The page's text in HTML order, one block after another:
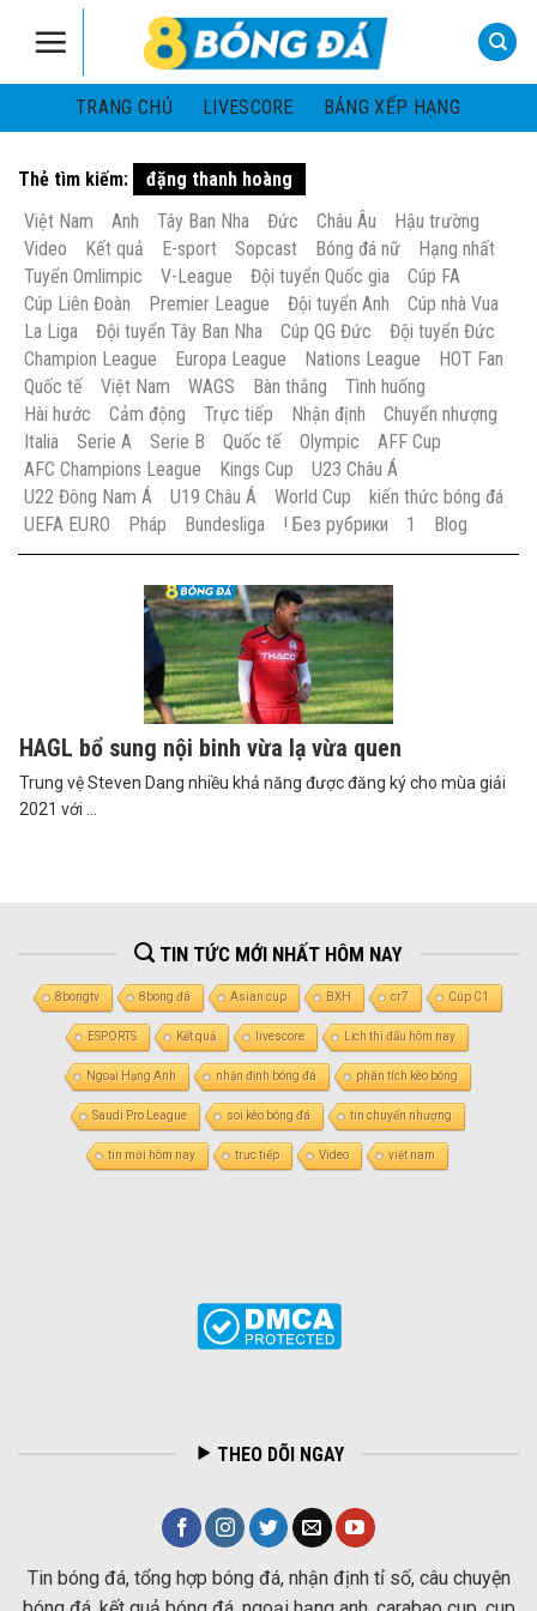
TRANG CHỦ
LIVESCORE BẢNG XẾP HẠNG
Thẻ tìm kiếm:
đặng thanh hoàng
Việt Nam
Anh Tây Ban Nha Đức Châu Âu
Hậu trường
Video
Kết quả E-sport Sopcast Bóng đá nữ
Hạng nhất
Tuyển Omlimpic
V-League Đội tuyển Quốc gia
Cúp FA
Cúp Liên Đoàn
Premier League Đội tuyển Anh
Cúp nhà Vua
La Liga
Đội tuyển Tây Ban Nha Cúp QG Đức
Đội tuyển Đức
Champion League
Europa League Nations League
HOT Fan
Quốc tế
Việt Nam WAGS Bàn thắng
Tình huống
Hài hước
Cảm động Trực tiếp Nhận định
Chuyển nhượng
Italia
Serie A Serie B Quốc tế Olympic
AFF Cup
AFC Champions League
Kings Cup
U23 Châu Á
U22 Đông Nam Á
U19 Châu Á World Cup
kiến thức bóng đá
UEFA EURO
Pháp Bundesliga ! Без рубрики 1 Blog
HAGL bổ sung nội binh vừa lạ vừa quen
Trung vệ Steven Dang nhiều khả năng được đăng ký cho mùa giải
2021 với ...
TIN TỨC MỚI NHẤT HÔM NAY
8bongtv 8bong đá Asian cup BXH cr7 Cúp C1
ESPORTS Kết quả livescore Lịch thi đấu hôm nay
Ngoại Hạng Anh nhận định bóng đá phân tích kèo bóng
Saudi Pro League soi kèo bóng đá tin chuyển nhượng
tin mới hôm nay trực tiếp Video việt nam
THEO DÕI NGAY
Tin bóng đá, tổng hợp bóng đá, nhận định tỉ số, câu chuyện